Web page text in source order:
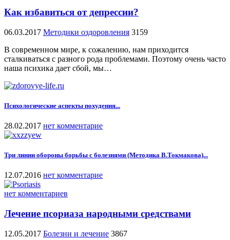
Как избавиться от депрессии?
06.03.2017 Методики оздоровления 3159
В современном мире, к сожалению, нам приходится
сталкиваться с разного рода проблемами. Поэтому очень часто
наша психика дает сбой, мы…
Психологические аспекты похудения...
28.02.2017 нет комментарие
Три линии обороны борьбы с болезнями (Методика В.Токмакова)...
12.07.2016 нет комментарие
нет комментариев
Лечение псориаза народными средствами
12.05.2017 Болезни и лечение 3867